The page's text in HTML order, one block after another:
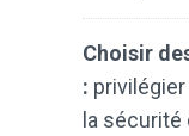
Choisir
:
la